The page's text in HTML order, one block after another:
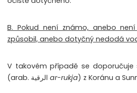
B. Pokud není známo, anebo
způsobil, anebo dotyčný nedodá
V takovém případě se doporučuje
ar-rukja) z Koránu a